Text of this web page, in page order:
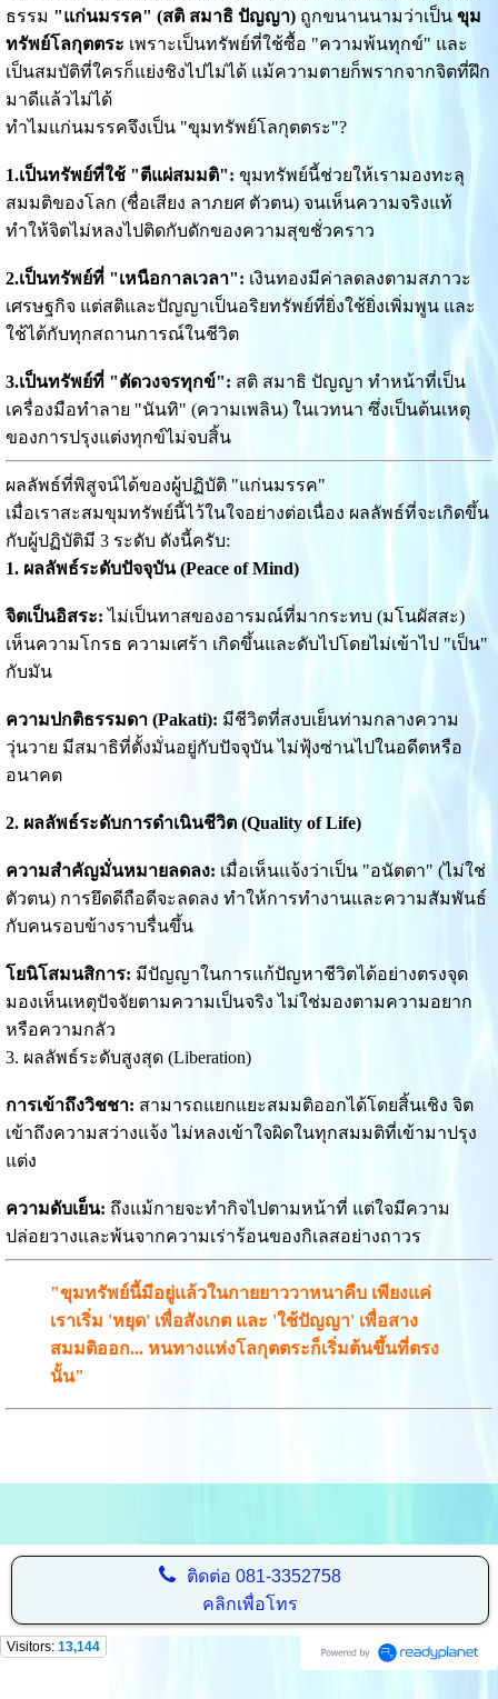
ธรรม "แก่นมรรค" (สติ สมาธิ ปัญญา)ถูกขนานนามว่าเป็น ขุม
ทรัพย์โลกุตตระ เพราะเป็นทรัพย์ที่ใช้ซื้อ "ความพ้นทุกข์" และ
เป็นสมบัติที่ใครก็แย่งชิงไปไม่ได้ แม้ความตายก็พรากจากจิตที่ฝึก
มาดีแล้วไม่ได้
ทำไมแก่นมรรคจึงเป็น "ขุมทรัพย์โลกุตตระ"?
1.เป็นทรัพย์ที่ใช้ "ตีแผ่สมมติ": ขุมทรัพย์นี้ช่วยให้เรามองทะลุ
สมมติของโลก (ชื่อเสียง ลาภยศ ตัวตน) จนเห็นความจริงแท้
ทำให้จิตไม่หลงไปติดกับดักของความสุขชั่วคราว
2.เป็นทรัพย์ที่ "เหนือกาลเวลา": เงินทองมีค่าลดลงตามสภาวะ
เศรษฐกิจ แต่สติและปัญญาเป็นอริยทรัพย์ที่ยิ่งใช้ยิ่งเพิ่มพูน และ
ใช้ได้กับทุกสถานการณ์ในชีวิต
3.เป็นทรัพย์ที่ "ตัดวงจรทุกข์": สติ สมาธิ ปัญญา ทำหน้าที่เป็น
เครื่องมือทำลาย "นันทิ" (ความเพลิน) ในเวทนา ซึ่งเป็นต้นเหตุ
ของการปรุงแต่งทุกข์ไม่จบสิ้น
ผลลัพธ์ที่พิสูจน์ได้ของผู้ปฏิบัติ "แก่นมรรค"
เมื่อเราสะสมขุมทรัพย์นี้ไว้ในใจอย่างต่อเนื่อง ผลลัพธ์ที่จะเกิดขึ้น
กับผู้ปฏิบัติมี 3 ระดับ ดังนี้ครับ:
1. ผลลัพธ์ระดับปัจจุบัน (Peace of Mind)
จิตเป็นอิสระ: ไม่เป็นทาสของอารมณ์ที่มากระทบ (มโนผัสสะ)
เห็นความโกรธ ความเศร้า เกิดขึ้นและดับไปโดยไม่เข้าไป "เป็น"
กับมัน
ความปกติธรรมดา (Pakati): มีชีวิตที่สงบเย็นท่ามกลางความ
วุ่นวาย มีสมาธิที่ตั้งมั่นอยู่กับปัจจุบัน ไม่ฟุ้งซ่านไปในอดีตหรือ
อนาคต
2. ผลลัพธ์ระดับการดำเนินชีวิต (Quality of Life)
ความสำคัญมั่นหมายลดลง: เมื่อเห็นแจ้งว่าเป็น "อนัตตา" (ไม่ใช่
ตัวตน) การยึดดีถือดีจะลดลง ทำให้การทำงานและความสัมพันธ์
กับคนรอบข้างราบรื่นขึ้น
โยนิโสมนสิการ: มีปัญญาในการแก้ปัญหาชีวิตได้อย่างตรงจุด
มองเห็นเหตุปัจจัยตามความเป็นจริง ไม่ใช่มองตามความอยาก
หรือความกลัว
3. ผลลัพธ์ระดับสูงสุด (Liberation)
การเข้าถึงวิชชา: สามารถแยกแยะสมมติออกได้โดยสิ้นเชิง จิต
เข้าถึงความสว่างแจ้ง ไม่หลงเข้าใจผิดในทุกสมมติที่เข้ามาปรุง
แต่ง
ความดับเย็น: ถึงแม้กายจะทำกิจไปตามหน้าที่ แต่ใจมีความ
ปล่อยวางและพ้นจากความเร่าร้อนของกิเลสอย่างถาวร
"ขุมทรัพย์นี้มีอยู่แล้วในกายยาววาหนาคืบ เพียงแค่
เราเริ่ม 'หยุด' เพื่อสังเกต และ 'ใช้ปัญญา' เพื่อสาง
สมมติออก... หนทางแห่งโลกุตตระก็เริ่มต้นขึ้นที่ตรง
นั้น"
ติดต่อ 081-3352758
คลิกเพื่อโทร
Visitors: 13,144